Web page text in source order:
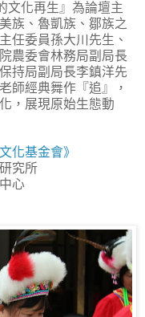
文化再生』為論壇主
族、魯凱族、鄒族之
任委員孫大川先生、
農委會林務局副局長
持局副局長李鎮洋先
師經典舞作『追』，
，展現原始生態動
化基金會》
究所
心